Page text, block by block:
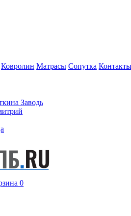
Ковролин Матрасы Сопутка Контакты
Заводь
0